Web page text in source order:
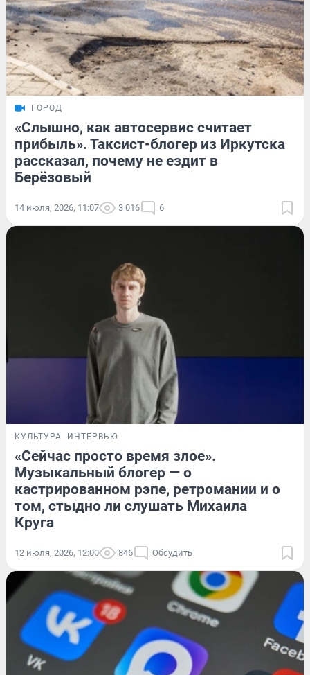
ГОРОД
«Слышно, как автосервис считает
прибыль». Таксист-блогер из Иркутска
рассказал, почему не ездит в
Берёзовый
14 июля, 2026, 11:07 3 016 6
КУЛЬТУРА ИНТЕРВЬЮ
«Сейчас просто время злое».
Музыкальный блогер — о
кастрированном рэпе, ретромании и о
том, стыдно ли слушать Михаила
Круга
12 июля, 2026, 12:00 846 Обсудить